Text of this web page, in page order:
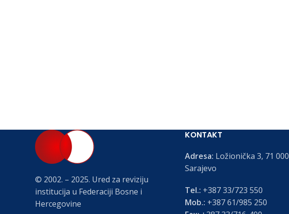
© 2002. – 2025. Ured za reviziju
institucija u Federaciji Bosne i
Hercegovine
KONTAKT
Adresa: Ložionička 3, 71 000
Sarajevo
Tel.: +387 33/723 550
Mob.: +387 61/985 250